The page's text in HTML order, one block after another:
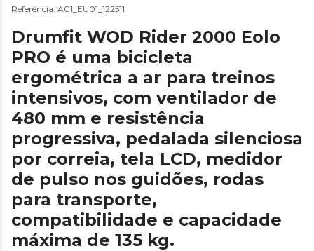
Referência: A01_EU01_122511
Drumfit WOD Rider 2000 Eolo
PRO é uma bicicleta
ergométrica a ar para treinos
intensivos, com ventilador de
480 mm e resistência
progressiva, pedalada silenciosa
por correia, tela LCD, medidor
de pulso nos guidões, rodas
para transporte,
compatibilidade e capacidade
máxima de 135 kg.